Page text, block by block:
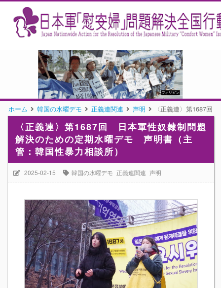
ホーム 韓国の水曜デモ 正義連関連 声明 〈正義連〉第1687回
〈正義連〉第1687回 日本軍性奴隷制問題
解決のための定期水曜デモ 声明書（主
管：韓国性暴力相談所）
2025-02-15 韓国の水曜デモ 正義連関連 声明